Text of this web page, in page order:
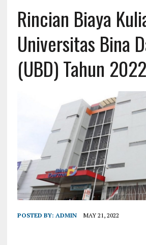
Rincian Biaya
Universitas Bina
(UBD) Tahun
POSTED BY: ADMIN MAY 21, 2022